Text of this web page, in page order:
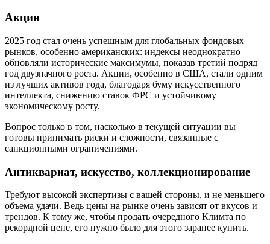
Акции
2025 год стал очень успешным для глобальных фондовых
рынков, особенно американских: индексы неоднократно
обновляли исторические максимумы, показав третий подряд
год двузначного роста. Акции, особенно в США, стали одним
из лучших активов года, благодаря буму искусственного
интеллекта, снижению ставок ФРС и устойчивому
экономическому росту.
Вопрос только в том, насколько в текущей ситуации вы
готовы принимать риски и сложности, связанные с
санкционными ограничениями.
Антиквариат, искусство, коллекционирование
Требуют высокой экспертизы с вашей стороны, и не меньшего
объема удачи. Ведь цены на рынке очень зависят от вкусов и
трендов. К тому же, чтобы продать очередного Климта по
рекордной цене, его нужно было для этого заранее купить.